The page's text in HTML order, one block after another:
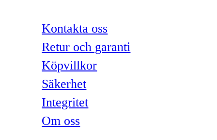
Kontakta oss
Retur och garanti
Köpvillkor
Säkerhet
Integritet
Om oss